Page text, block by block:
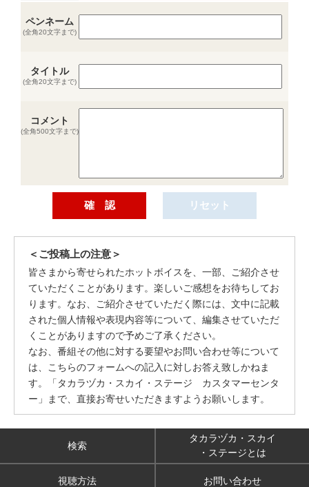
ペンネーム
(全角20文字まで)
タイトル
(全角20文字まで)
コメント
(全角500文字まで)
＜ご投稿上の注意＞
皆さまから寄せられたホットボイスを、一部、ご紹介させ
ていただくことがあります。楽しいご感想をお待ちしてお
ります。なお、ご紹介させていただく際には、文中に記載
された個人情報や表現内容等について、編集させていただ
くことがありますので予めご了承ください。
なお、番組その他に対する要望やお問い合わせ等について
は、こちらのフォームへの記入に対しお答え致しかねま
す。「タカラヅカ・スカイ・ステージ カスタマーセンタ
ー」まで、直接お寄せいただきますようお願いします。
検索
タカラヅカ・スカイ
・ステージとは
視聴方法 お問い合わせ